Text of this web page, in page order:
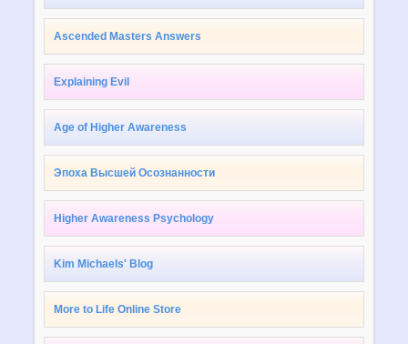
Ascended Masters Answers
Explaining Evil
Age of Higher Awareness
Эпоха Высшей Осознанности
Higher Awareness Psychology
Kim Michaels' Blog
More to Life Online Store